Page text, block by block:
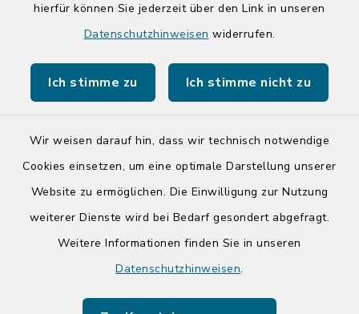
hierfür können Sie jederzeit über den Link in unseren
Datenschutzhinweisen widerrufen.
Ich stimme zu Ich stimme nicht zu
Wir weisen darauf hin, dass wir technisch notwendige
Cookies einsetzen, um eine optimale Darstellung unserer
Website zu ermöglichen. Die Einwilligung zur Nutzung
weiterer Dienste wird bei Bedarf gesondert abgefragt.
Weitere Informationen finden Sie in unseren
Datenschutzhinweisen.
Quicklinks
Tourist-Info der Stadt Bad Segeberg
Barrierefreiheit